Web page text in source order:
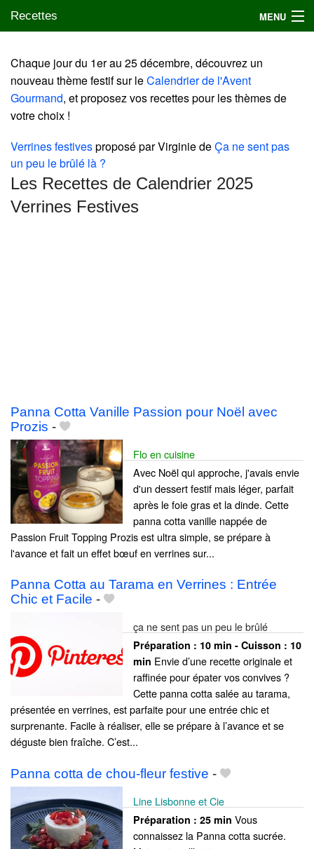
Recettes MENU
Chaque jour du 1er au 25 décembre, découvrez un
nouveau thème festif sur leCalendrier de l'Avent
Gourmand, et proposez vos recettes pour les thèmes de
votre choix !
Verrines festivesproposé par Virginie deÇa ne sent pas
un peu le brûlé là ?
Les Recettes de Calendrier 2025
Verrines Festives
Panna Cotta Vanille Passion pour Noël avec
Prozis -
Flo en cuisine
Avec Noël qui approche, j'avais envie
d'un dessert festif mais léger, parfait
après le foie gras et la dinde. Cette
panna cotta vanille nappée de
Passion Fruit Topping Prozis est ultra simple, se prépare à
l'avance et fait un effet bœuf en verrines sur...
Panna Cotta au Tarama en Verrines : Entrée
Chic et Facile -
ça ne sent pas un peu le brûlé
Préparation : 10 min - Cuisson : 10
min Envie d’une recette originale et
raffinée pour épater vos convives ?
Cette panna cotta salée au tarama,
présentée en verrines, est parfaite pour une entrée chic et
surprenante. Facile à réaliser, elle se prépare à l’avance et se
déguste bien fraîche. C’est...
Panna cotta de chou-fleur festive -
Line Lisbonne et Cie
Préparation : 25 min Vous
connaissez la Panna cotta sucrée.